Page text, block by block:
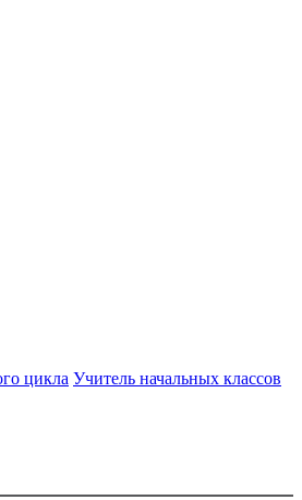
цикла Учитель начальных классов